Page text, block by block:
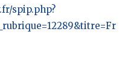
spip.php?